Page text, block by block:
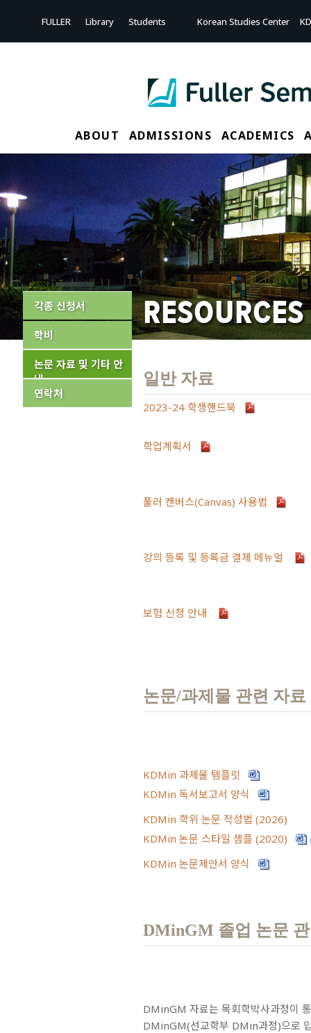
FULLER Library Students Korean Studies Center
ABOUT ADMISSIONS ACADEMICS
각종 신청서
학비
논문 자료 및 기타 안
내
연락처
RESOURCES
일반 자료
2023-24 학생핸드북
학업계획서
풀러 캔버스(Canvas) 사용법
강의 등록 및 등록금 결제 메뉴얼
보험 신청 안내
논문/과제물 관련 자료
KDMin 과제물 템플릿
KDMin 독서보고서 양식
KDMin 학위 논문 작성법 (2026)
KDMin 논문 스타일 샘플 (2020)
KDMin 논문제안서 양식
DMinGM 졸업 논문
DMinGM 자료는 목회학박사과정이
DMinGM(선교학부 DMin과정)으로